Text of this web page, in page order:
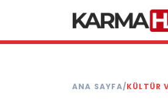
ANA SAYFA/KÜLTÜR